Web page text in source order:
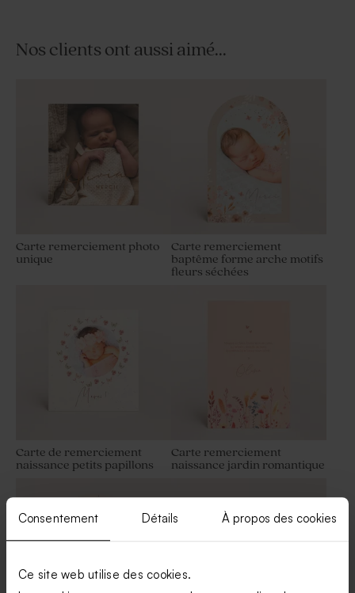
Consentement Détails À propos des cookies
Ce site web utilise des cookies.
Nos clients ont aussi aimé...
Carte remerciement photo
unique
Carte remerciement
baptême forme arche motifs
fleurs séchées
Carte de remerciement
naissance petits papillons
Carte remerciement
naissance jardin romantique